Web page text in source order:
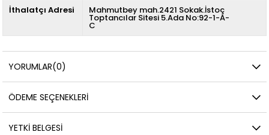
İthalatçı Adresi Mahmutbey mah.2421 Sokak.İstoç
Toptancılar Sitesi 5.Ada No:92-1-A-
C
YORUMLAR(0)
ÖDEME SEÇENEKLERI
YETKİ BELGESİ